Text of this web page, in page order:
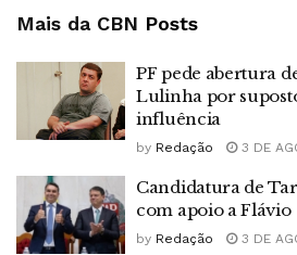
Mais da CBN Posts
PF pede abertura
Lulinha por
influência
by Redação 3 DE
Candidatura de
com apoio a Flávio
by Redação 3 DE